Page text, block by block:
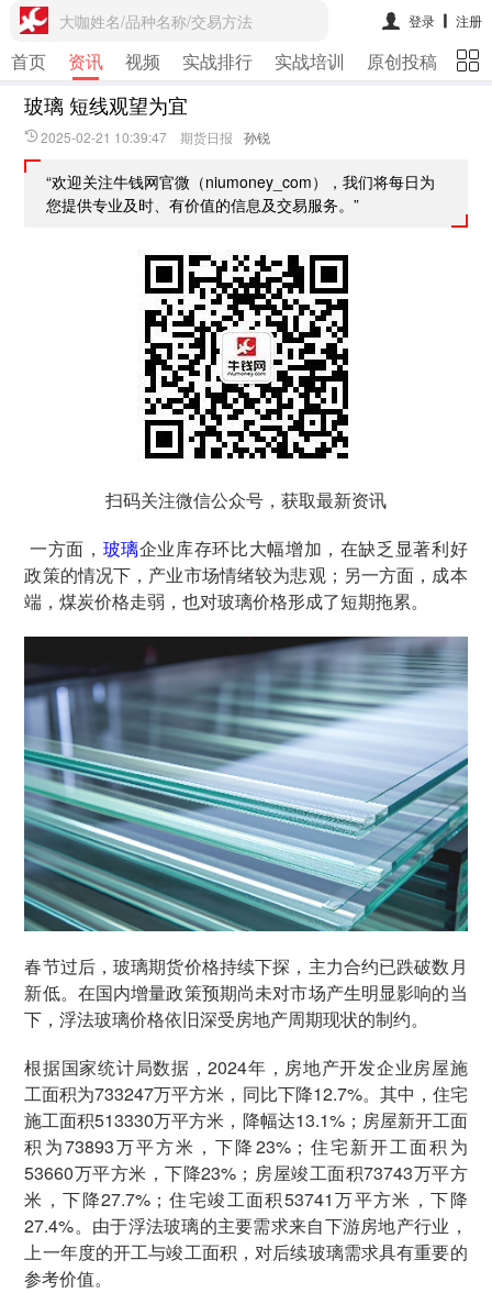
大咖姓名/品种名称/交易方法 登录 注册
首页 资讯 视频 实战排行 实战培训 原创投稿 期
玻璃 短线观望为宜
2025-02-21 10:39:47 期货日报 孙锐
“欢迎关注牛钱网官微（niumoney_com），我们将每日为
您提供专业及时、有价值的信息及交易服务。”
扫码关注微信公众号，获取最新资讯
一方面， 玻璃企业库存环比大幅增加，在缺乏显著利好
政策的情况下，产业市场情绪较为悲观；另一方面，成本
端，煤炭价格走弱，也对玻璃价格形成了短期拖累。
春节过后，玻璃期货价格持续下探，主力合约已跌破数月
新低。在国内增量政策预期尚未对市场产生明显影响的当
下，浮法玻璃价格依旧深受房地产周期现状的制约。
根据国家统计局数据，2024年，房地产开发企业房屋施
工面积为733247万平方米，同比下降12.7%。其中，住宅
施工面积513330万平方米，降幅达13.1%；房屋新开工面
积为73893万平方米，下降23%；住宅新开工面积为
53660万平方米，下降23%；房屋竣工面积73743万平方
米，下降27.7%；住宅竣工面积53741万平方米，下降
27.4%。由于浮法玻璃的主要需求来自下游房地产行业，
上一年度的开工与竣工面积，对后续玻璃需求具有重要的
参考价值。